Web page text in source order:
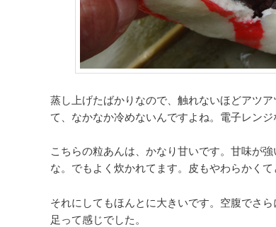
蒸し上げたばかりなので、触れないほどアツ
て、なかなか冷めないんですよね。電子レン
こちらの粒あんは、かなり甘いです。甘味が
な。でもよく炊かれてます。皮もやわらかくて
それにしてもほんとに大きいです。空腹でさ
足って感じでした。